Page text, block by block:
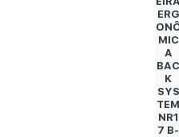
ERG
MIC
A
K
SYS
NR1
7 B-